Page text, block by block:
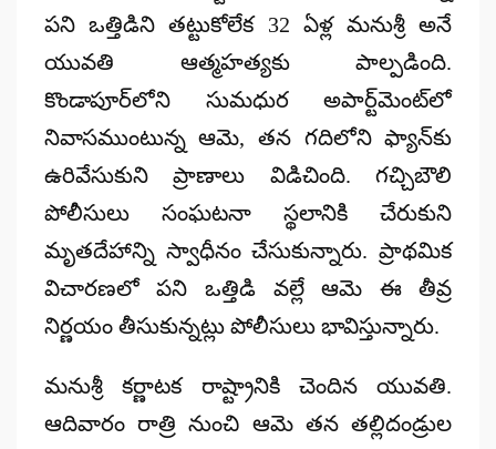
పని ఒత్తిడిని తట్టుకోలేక 32 ఏళ్ల మనుశ్రీ అనే
యువతి ఆత్మహత్యకు పాల్పడింది.
కొండాపూర్‌లోని సుమధుర అపార్ట్‌మెంట్‌లో
నివాసముంటున్న ఆమె, తన గదిలోని ఫ్యాన్‌కు
ఉరివేసుకుని ప్రాణాలు విడిచింది. గచ్చిబౌలి
పోలీసులు సంఘటనా స్థలానికి చేరుకుని
మృతదేహాన్ని స్వాధీనం చేసుకున్నారు. ప్రాథమిక
విచారణలో పని ఒత్తిడి వల్లే ఆమె ఈ తీవ్ర
నిర్ణయం తీసుకున్నట్లు పోలీసులు భావిస్తున్నారు.
మనుశ్రీ కర్ణాటక రాష్ట్రానికి చెందిన యువతి.
ఆదివారం రాత్రి నుంచి ఆమె తన తల్లిదండ్రుల